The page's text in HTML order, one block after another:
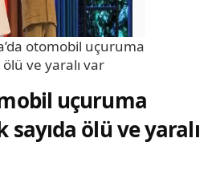
otomobil uçuruma
ve yaralı var
uçuruma
sayıda ölü ve yaralı